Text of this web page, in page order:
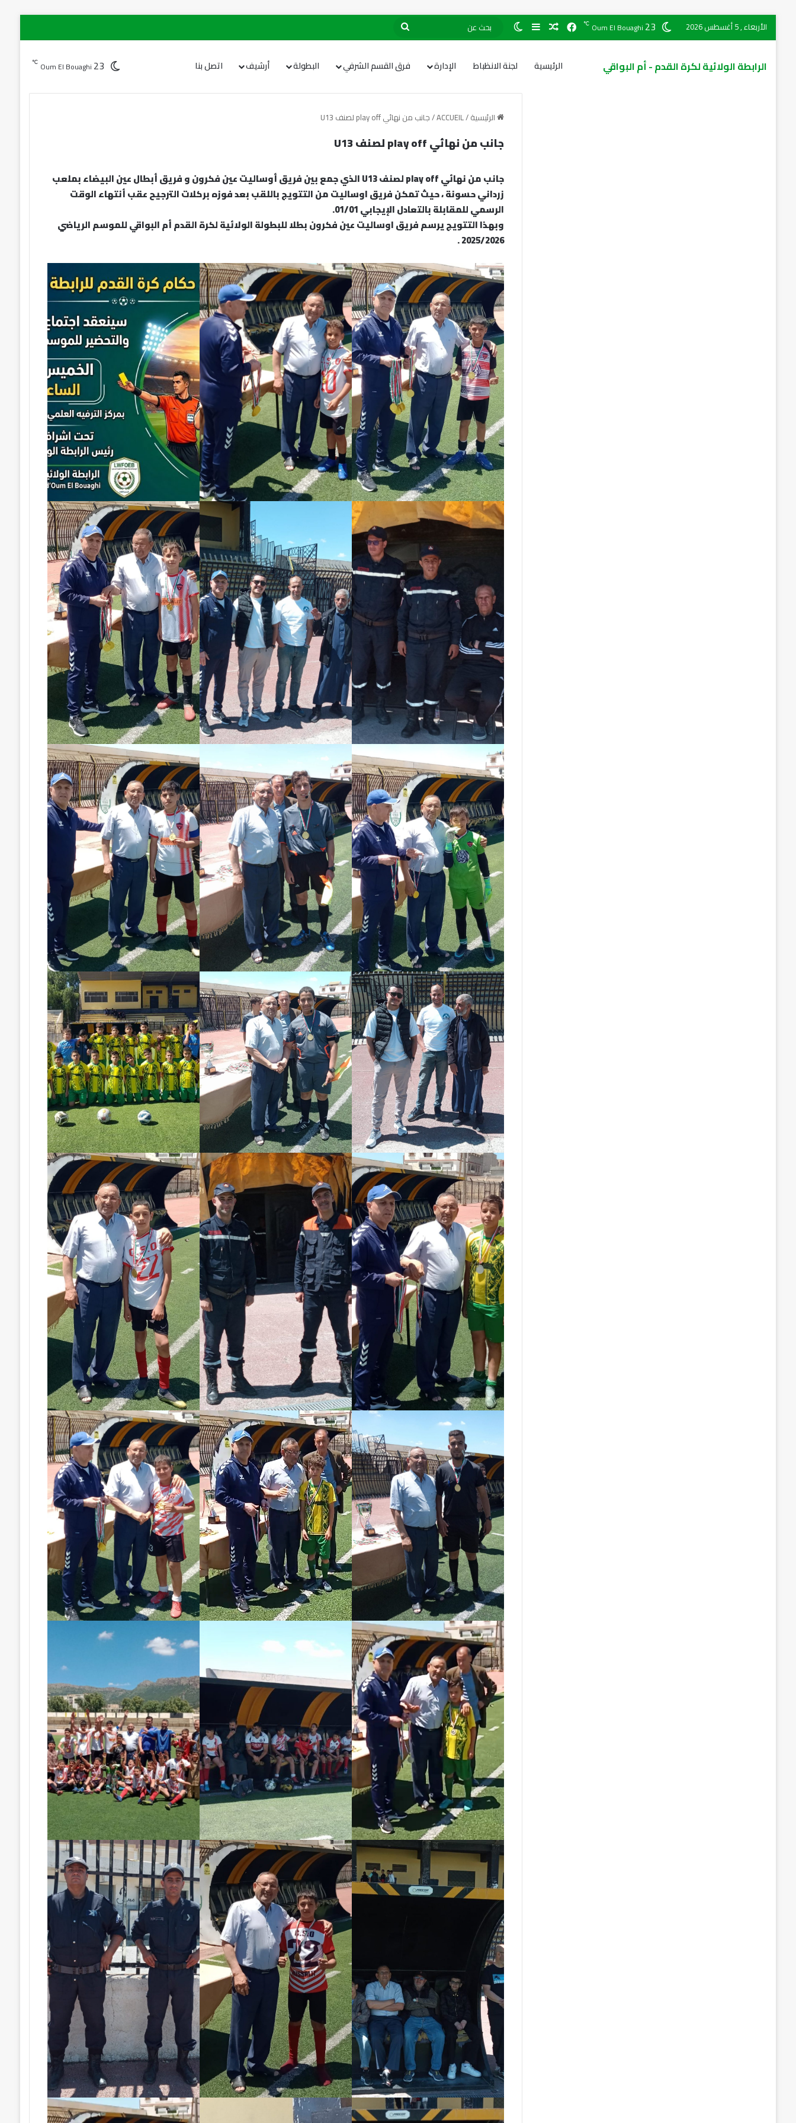
الأربعاء , 5 أغسطس 2026 Oum El Bouaghi 23
℃
الرابطة الولائية لكرة القدم - أم البواقي الرئيسية لجنة الانظباط الإدارة فرق القسم الشرفي البطولة أرشيف اتصل بنا Oum El Bouaghi 23
℃
الرئيسية/
ACCUEIL
/جانب من نهائي play off لصنف U13
جانب من نهائي play off لصنف U13
جانب من نهائي play off لصنف U13 الذي جمع بين فريق أوساليت عين فكرون و فريق أبطال عين البيضاء بملعب
زرداني حسونة ، حيث تمكن فريق اوساليت من التتويج باللقب بعد فوزه بركلات الترجيح عقب أنتهاء الوقت
الرسمي للمقابلة بالتعادل الإيجابي 01/01.
وبهذا التتويج يرسم فريق اوساليت عين فكرون بطلا للبطولة الولائية لكرة القدم أم البواقي للموسم الرياضي
2025/2026 .